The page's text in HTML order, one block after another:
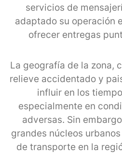
servicios de
adaptado su operación
ofrecer entregas
La geografía de la zona,
relieve accidentado y
influir en los
especialmente en
adversas. Sin
grandes núcleos
de transporte en la